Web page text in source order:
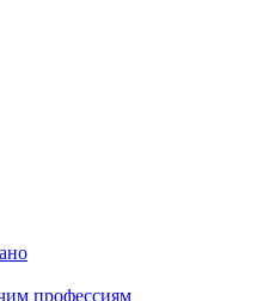
профессиям